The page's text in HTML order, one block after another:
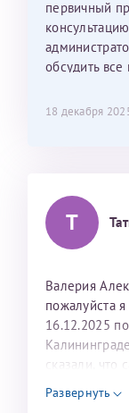
С ней
лёгкое и
персонал
находиться.
сомнений.
26 июля 2026
первичный
обсудить
18 декабря
Т
Валерия
пожалуйста
16.12.2025
сказали, что
недель и 3
Можно мне
Развернуть